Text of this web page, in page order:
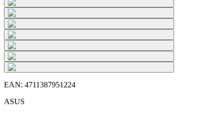
EAN: 4711387951224
ASUS